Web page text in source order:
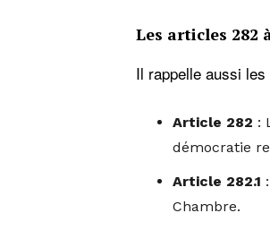
Les articles 282
Il rappelle aussi
Article 282 :
démocratie
Article 282.1
Chambre.